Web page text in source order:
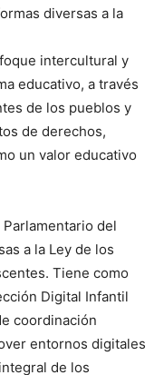
diversas a la
intercultural y
educativo, a través
de los pueblos y
de derechos,
un valor educativo
del
a la Ley de los
Tiene como
Digital Infantil
coordinación
entornos digitales
de los